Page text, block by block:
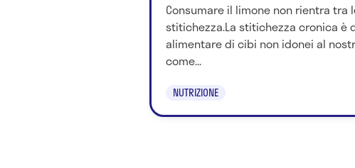
Consumare il limone non rientra tra
stitichezza.La stitichezza cronica è
alimentare di cibi non idonei al
come...
NUTRIZIONE